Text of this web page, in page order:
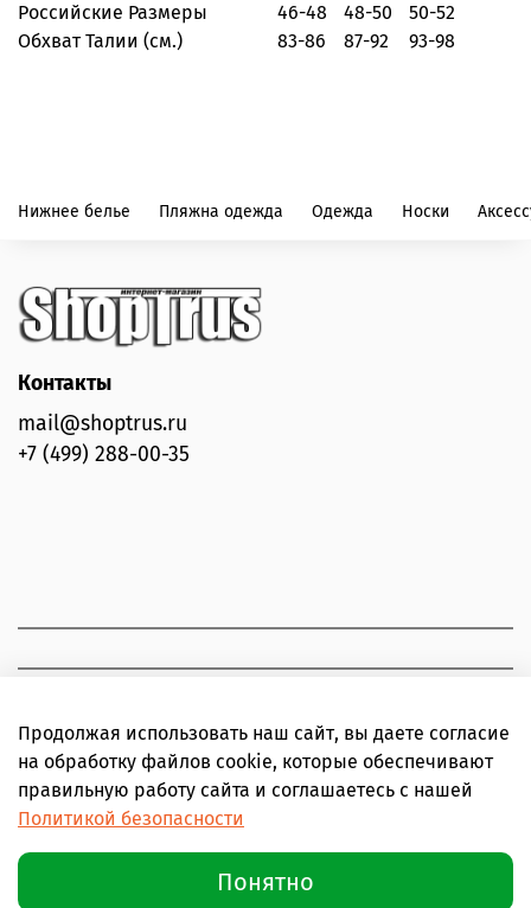
Российские Размеры
46-48 48-50
50-52
Обхват Талии (см.)
83-86 87-92 93-98
Нижнее белье Пляжна одежда Одежда Носки
Контакты
mail@shoptrus.ru
+7 (499) 288-00-35
Продолжая использовать наш сайт, вы даете согласие
на обработку файлов cookie, которые обеспечивают
правильную работу сайта и соглашаетесь с нашей
Политикой безопасности
Понятно